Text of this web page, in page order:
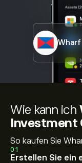
Wie kann ich
Investment
So kaufen Sie
01
Erstellen Sie ein